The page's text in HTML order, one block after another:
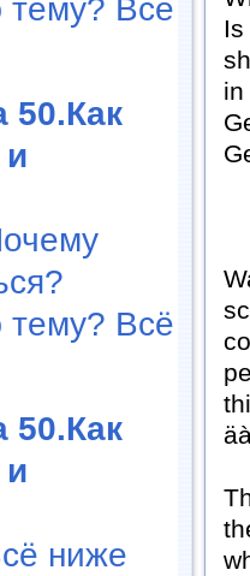
тему? Всё
50.Как
и
тему? Всё
50.Как
и
ниже
in